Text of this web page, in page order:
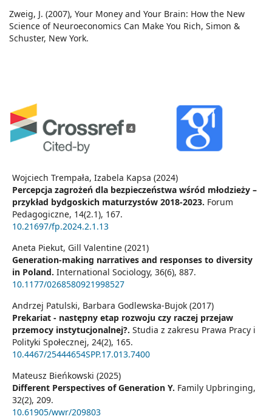
4
Wojciech Trempała, Izabela Kapsa (2024)
Percepcja zagrożeń dla bezpieczeństwa wśród młodzieży –
przykład bydgoskich maturzystów 2018-2023. Forum
Pedagogiczne, 14(2.1), 167.
10.21697/fp.2024.2.1.13
Aneta Piekut, Gill Valentine (2021)
Generation-making narratives and responses to diversity
in Poland. International Sociology, 36(6), 887.
10.1177/0268580921998527
Andrzej Patulski, Barbara Godlewska-Bujok (2017)
Prekariat - następny etap rozwoju czy raczej przejaw
przemocy instytucjonalnej?. Studia z zakresu Prawa Pracy i
Polityki Społecznej, 24(2), 165.
10.4467/25444654SPP.17.013.7400
Mateusz Bieńkowski (2025)
Different Perspectives of Generation Y. Family Upbringing,
32(2), 209.
10.61905/wwr/209803
Zweig, J. (2007), Your Money and Your Brain: How the New
Science of Neuroeconomics Can Make You Rich, Simon &
Schuster, New York.